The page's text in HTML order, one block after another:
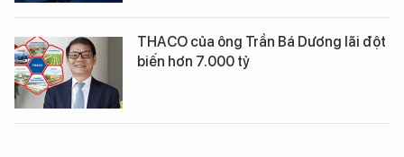
THACO của ông Trần Bá Dương lãi đột
biến hơn 7.000 tỷ